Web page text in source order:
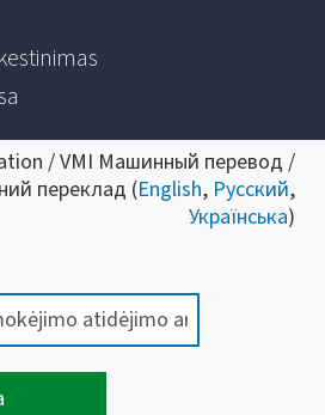
/ VMI Машинный перевод /
переклад (English, Русский,
Українська)